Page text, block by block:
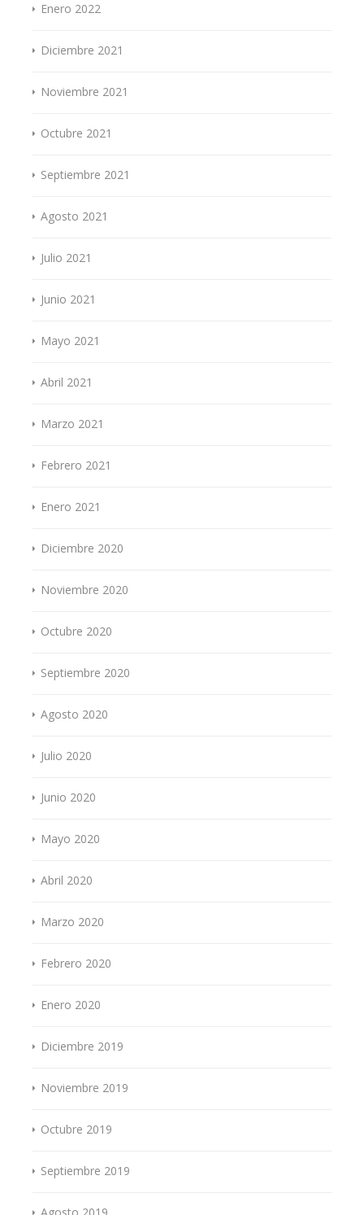
Enero 2022
Diciembre 2021
Noviembre 2021
Octubre 2021
Septiembre 2021
Agosto 2021
Julio 2021
Junio 2021
Mayo 2021
Abril 2021
Marzo 2021
Febrero 2021
Enero 2021
Diciembre 2020
Noviembre 2020
Octubre 2020
Septiembre 2020
Agosto 2020
Julio 2020
Junio 2020
Mayo 2020
Abril 2020
Marzo 2020
Febrero 2020
Enero 2020
Diciembre 2019
Noviembre 2019
Octubre 2019
Septiembre 2019